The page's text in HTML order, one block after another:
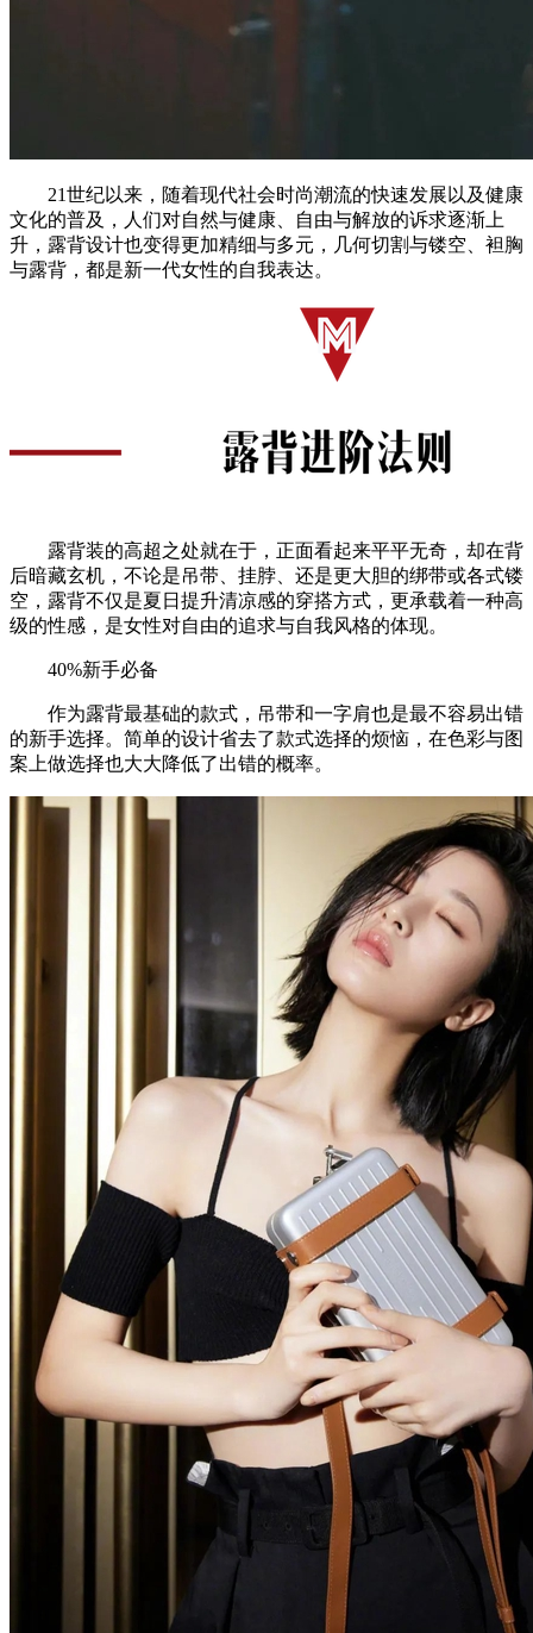
21世纪以来，随着现代社会时尚潮流的快速发展以及健康
文化的普及，人们对自然与健康、自由与解放的诉求逐渐上
升，露背设计也变得更加精细与多元，几何切割与镂空、袒胸
与露背，都是新一代女性的自我表达。
露背装的高超之处就在于，正面看起来平平无奇，却在背
后暗藏玄机，不论是吊带、挂脖、还是更大胆的绑带或各式镂
空，露背不仅是夏日提升清凉感的穿搭方式，更承载着一种高
级的性感，是女性对自由的追求与自我风格的体现。
40%新手必备
作为露背最基础的款式，吊带和一字肩也是最不容易出错
的新手选择。简单的设计省去了款式选择的烦恼，在色彩与图
案上做选择也大大降低了出错的概率。